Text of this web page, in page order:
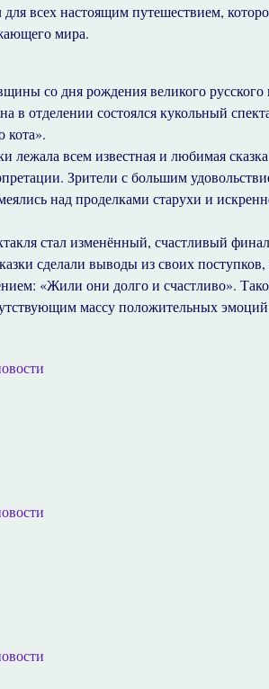
для всех настоящим путешествием,
мира.
со дня рождения великого русского
в отделении состоялся кукольный
кота».
лежала всем известная и любимая
Зрители с большим
над проделками старухи и
стал изменённый, счастливый
сделали выводы из своих
«Жили они долго и счастливо».
массу положительных